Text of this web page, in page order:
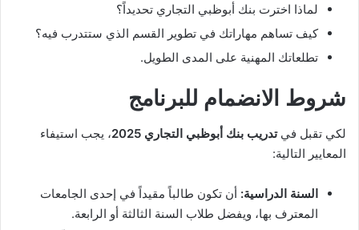
لماذا اخترت بنك أبوظبي التجاري تحديداً؟
كيف تساهم مهاراتك في تطوير القسم الذي ستتدرب فيه؟
تطلعاتك المهنية على المدى الطويل.
شروط الانضمام للبرنامج
لكي تقبل فيتدريب بنك أبوظبي التجاري 2025
، يجب استيفاء
المعايير التالية:
السنة الدراسية: أن تكون طالباً مقيداً في إحدى الجامعات
المعترف بها، ويفضل طلاب السنة الثالثة أو الرابعة.